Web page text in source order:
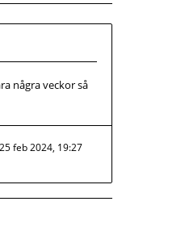
några veckor så
25 feb 2024, 19:27